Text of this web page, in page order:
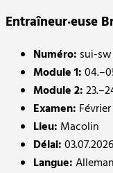
Entraîneur·euse
Numéro: sui-
Module 1:
Module 2:
Examen:
Lieu: Macolin
Délai:03.07.2026
Langue: